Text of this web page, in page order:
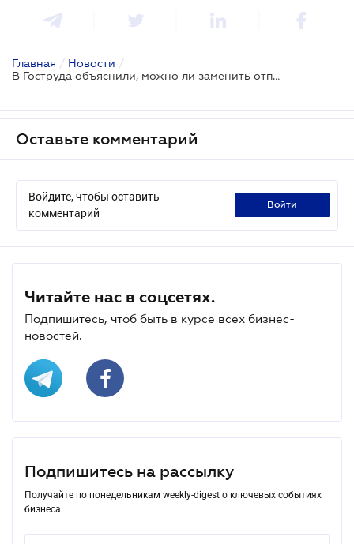
Главная / Новости /
В Гоструда объяснили, можно ли заменить отпуск денежной компенсацией
Оставьте комментарий
Войдите, чтобы оставить
комментарий
войти
Читайте нас в соцсетях.
Подпишитесь, чтоб быть в курсе всех бизнес-
новостей.
Подпишитесь на рассылку
Получайте по понедельникам weekly-digest о ключевых событиях
бизнеса